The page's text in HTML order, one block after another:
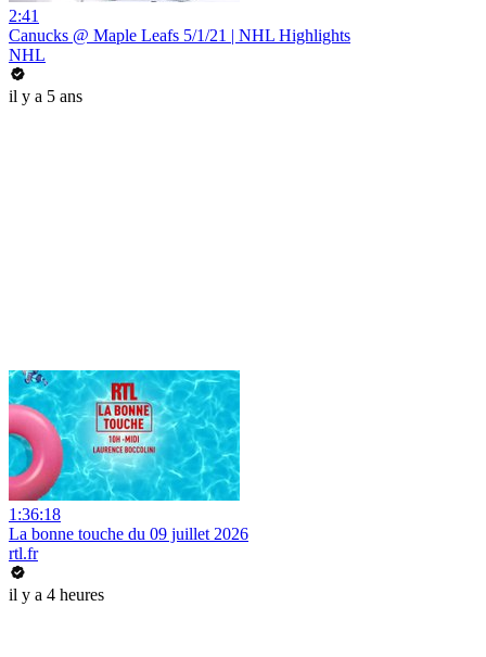
2:41
Canucks @ Maple Leafs 5/1/21 | NHL Highlights
NHL
il y a 5 ans
1:36:18
La bonne touche du 09 juillet 2026
rtl.fr
il y a 4 heures